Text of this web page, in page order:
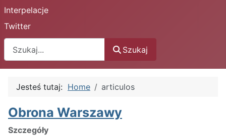
Interpelacje
Twitter
Szukaj
Jesteś tutaj: Home articulos
Obrona Warszawy
Szczegóły